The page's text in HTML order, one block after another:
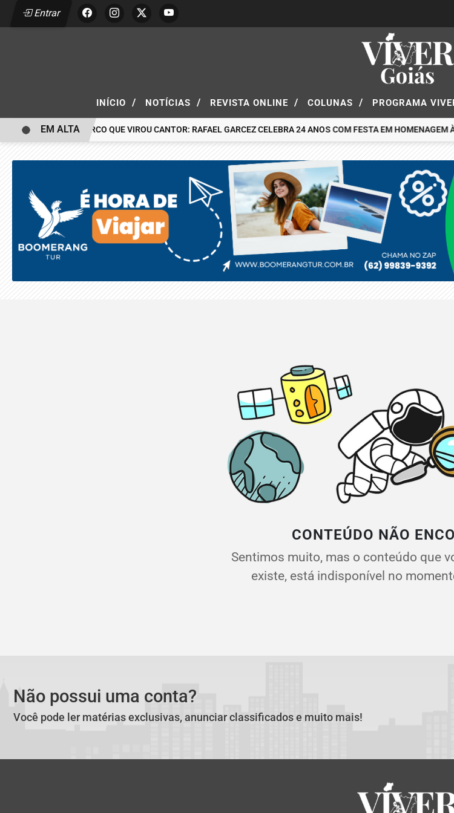
Entrar
INÍCIO / NOTÍCIAS / REVISTA ONLINE / COLUNAS / PROGRAMA
O MENINO DO CIRCO QUE VIROU CANTOR: RAFAEL GARCEZ CELEBRA 24 ANOS COM FESTA EM HOMENAGEM
EM ALTA
CONTEÚDO NÃO
Sentimos muito, mas o conteúdo que
existe, está indisponível no
Não possui uma conta?
Você pode ler matérias exclusivas, anunciar classificados e muito mais!